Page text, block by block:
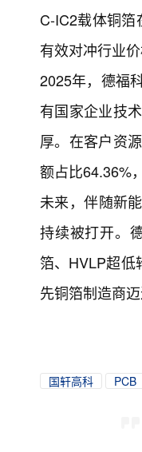
C-IC2载体铜
有效对冲行业价
2025年，德福
有国家企业技
厚。在客户资
额占比64.36%
未来，伴随新
持续被打开。
箔、HVLP超
先铜箔制造商迈
国轩高科 PCB